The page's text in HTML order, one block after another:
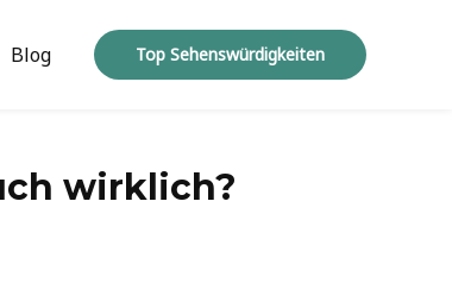
Blog Top Sehenswürdigkeiten
wirklich?